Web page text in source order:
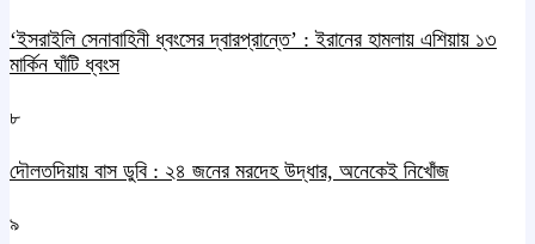
‘ইসরাইলি সেনাবাহিনী ধ্বংসের দ্বারপ্রান্তে’ : ইরানের হামলায় এশিয়ায় ১৩
মার্কিন ঘাঁটি ধ্বংস
৮
দৌলতদিয়ায় বাস ডুবি : ২৪ জনের মরদেহ উদ্ধার, অনেকেই নিখোঁজ
৯